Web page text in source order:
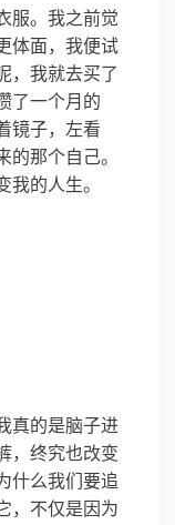
服。我之前觉
体面，我便试
，我就去买了
了一个月的
镜子，左看
那个自己。
的人生。
真的是脑子进
，终究也改变
什么我们要追
，不仅是因为